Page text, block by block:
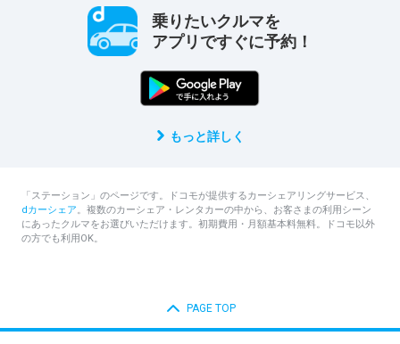
乗りたいクルマを
アプリですぐに予約！
もっと詳しく
「ステーション」のページです。ドコモが提供するカーシェアリングサービス、
dカーシェア。複数のカーシェア・レンタカーの中から、お客さまの利用シーン
にあったクルマをお選びいただけます。初期費用・月額基本料無料。ドコモ以外
の方でも利用OK。
PAGE TOP